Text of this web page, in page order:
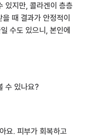
있지만, 콜라겐이 층층
때 결과가 안정적이
수도 있으니, 본인에
수 있나요?
요. 피부가 회복하고